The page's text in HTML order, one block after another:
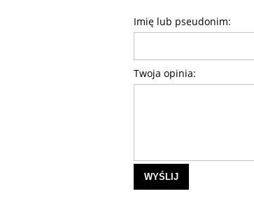
Imię lub pseudonim:
Twoja opinia:
WYŚLIJ